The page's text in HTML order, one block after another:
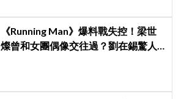
《Running Man》爆料戰失控！梁世
燦曾和女團偶像交往過？劉在錫驚人